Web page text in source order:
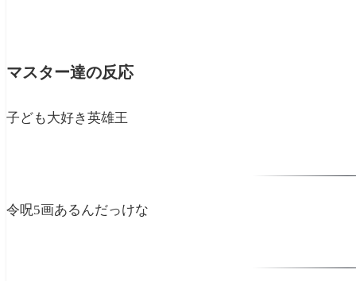
マスター達の反応
子ども大好き英雄王
令呪5画あるんだっけな